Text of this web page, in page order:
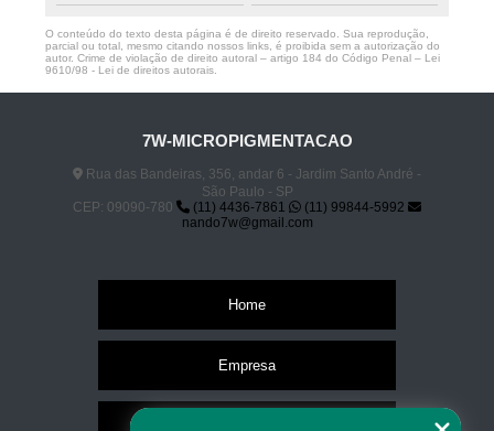
O conteúdo do texto desta página é de direito reservado. Sua reprodução,
parcial ou total, mesmo citando nossos links, é proibida sem a autorização do
autor. Crime de violação de direito autoral – artigo 184 do Código Penal – Lei
9610/98 - Lei de direitos autorais
7W-MICROPIGMENTACAO
Rua das Bandeiras, 356, andar 6 - Jardim Santo André -
São Paulo - SP
CEP: 09090-780
(11) 4436-7861
(11) 99844-5992
nando7w@gmail.com
Home
Empresa